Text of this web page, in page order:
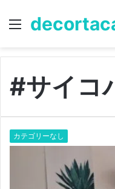
Menu
#サイコ
カテゴリーなし